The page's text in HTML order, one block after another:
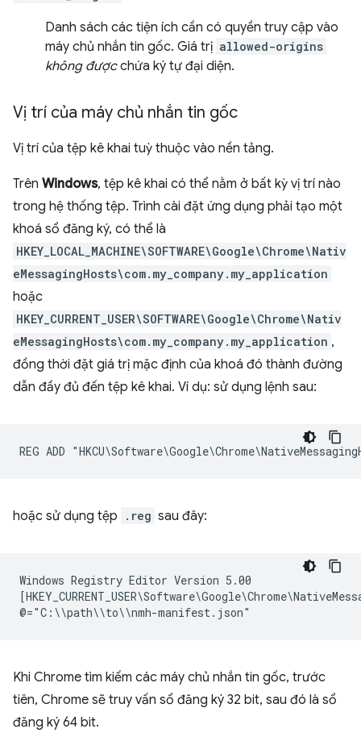
Danh sách các tiện ích cần có quyền truy cập vào
máy chủ nhắn tin gốc. Giá trị allowed-origins
không đượcchứa ký tự đại diện.
Vị trí của máy chủ nhắn tin gốc
Vị trí của tệp kê khai tuỳ thuộc vào nền tảng.
Trên Windows, tệp kê khai có thể nằm ở bất kỳ vị trí nào
trong hệ thống tệp. Trình cài đặt ứng dụng phải tạo một
khoá sổ đăng ký, có thể là
HKEY_LOCAL_MACHINE\SOFTWARE\Google\Chrome\Nativ
eMessagingHosts\com.my_company.my_application
hoặc
HKEY_CURRENT_USER\SOFTWARE\Google\Chrome\Nativ
eMessagingHosts\com.my_company.my_application ,
đồng thời đặt giá trị mặc định của khoá đó thành đường
dẫn đầy đủ đến tệp kê khai. Ví dụ: sử dụng lệnh sau:
hoặc sử dụng tệp .reg sau đây:
Windows Registry Editor Version 5.00
Khi Chrome tìm kiếm các máy chủ nhắn tin gốc, trước
tiên, Chrome sẽ truy vấn sổ đăng ký 32 bit, sau đó là sổ
đăng ký 64 bit.